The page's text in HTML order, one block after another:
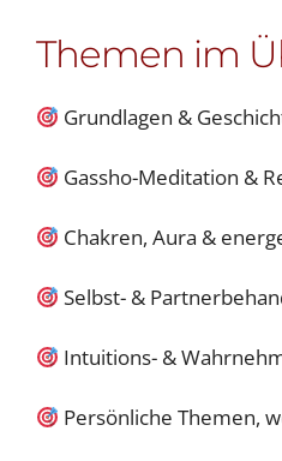
Themen im
Grundlagen &
Gassho-Meditation &
Chakren, Aura &
Selbst- &
Intuitions- &
Persönliche Themen,